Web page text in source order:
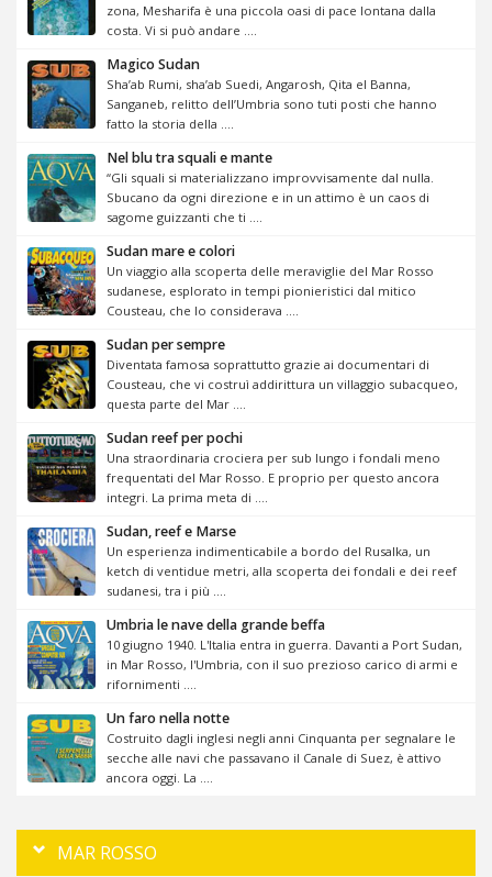
zona, Mesharifa è una piccola oasi di pace lontana dalla
costa. Vi si può andare ....
Magico Sudan
Sha’ab Rumi, sha’ab Suedi, Angarosh, Qita el Banna,
Sanganeb, relitto dell’Umbria sono tuti posti che hanno
fatto la storia della ....
Nel blu tra squali e mante
“Gli squali si materializzano improvvisamente dal nulla.
Sbucano da ogni direzione e in un attimo è un caos di
sagome guizzanti che ti ....
Sudan mare e colori
Un viaggio alla scoperta delle meraviglie del Mar Rosso
sudanese, esplorato in tempi pionieristici dal mitico
Cousteau, che lo considerava ....
Sudan per sempre
Diventata famosa soprattutto grazie ai documentari di
Cousteau, che vi costruì addirittura un villaggio subacqueo,
questa parte del Mar ....
Sudan reef per pochi
Una straordinaria crociera per sub lungo i fondali meno
frequentati del Mar Rosso. E proprio per questo ancora
integri. La prima meta di ....
Sudan, reef e Marse
Un esperienza indimenticabile a bordo del Rusalka, un
ketch di ventidue metri, alla scoperta dei fondali e dei reef
sudanesi, tra i più ....
Umbria le nave della grande beffa
10 giugno 1940. L'Italia entra in guerra. Davanti a Port Sudan,
in Mar Rosso, l'Umbria, con il suo prezioso carico di armi e
rifornimenti ....
Un faro nella notte
Costruito dagli inglesi negli anni Cinquanta per segnalare le
secche alle navi che passavano il Canale di Suez, è attivo
ancora oggi. La ....
MAR ROSSO